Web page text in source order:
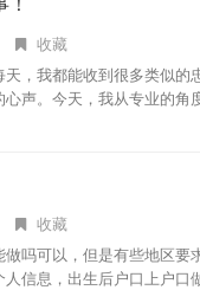
收藏
，我都能收到很多类似
声。今天，我从专业的
收藏
吗可以，但是有些地区
信息，出生后户口上户